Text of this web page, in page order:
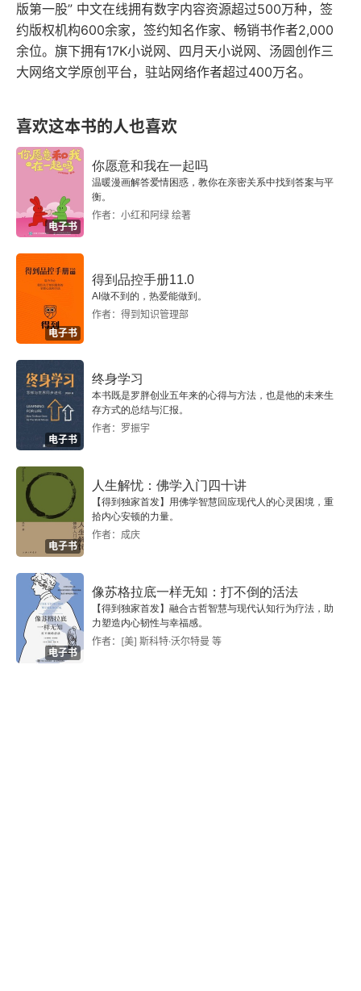
18
19
21
22
23
25
26
27
28
29
30
31
32
33
34
版第一股” 中文在线拥有数字内容资源超过500万种，签
约版权机构600余家，签约知名作家、畅销书作者2,000
余位。旗下拥有17K小说网、四月天小说网、汤圆创作三
大网络文学原创平台，驻站网络作者超过400万名。
喜欢这本书的人也喜欢
电子书
你愿意和我在一起吗
温暖漫画解答爱情困惑，教你在亲密关系中找到答案与平
衡。
作者：小红和阿绿 绘著
电子书
得到品控手册11.0
AI做不到的，热爱能做到。
作者：得到知识管理部
电子书
终身学习
本书既是罗胖创业五年来的心得与方法，也是他的未来生
存方式的总结与汇报。
作者：罗振宇
电子书
人生解忧：佛学入门四十讲
【得到独家首发】用佛学智慧回应现代人的心灵困境，重
拾内心安顿的力量。
作者：成庆
电子书
像苏格拉底一样无知：打不倒的活法
【得到独家首发】融合古哲智慧与现代认知行为疗法，助
力塑造内心韧性与幸福感。
作者：[美] 斯科特·沃尔特曼 等